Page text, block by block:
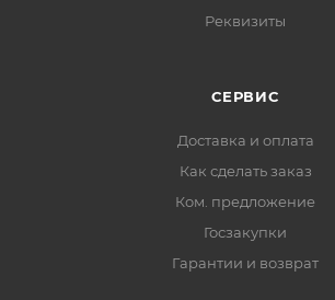
Реквизиты
СЕРВИС
Доставка и оплата
Как сделать заказ
Ком. предложение
Госзакупки
Гарантии и возврат